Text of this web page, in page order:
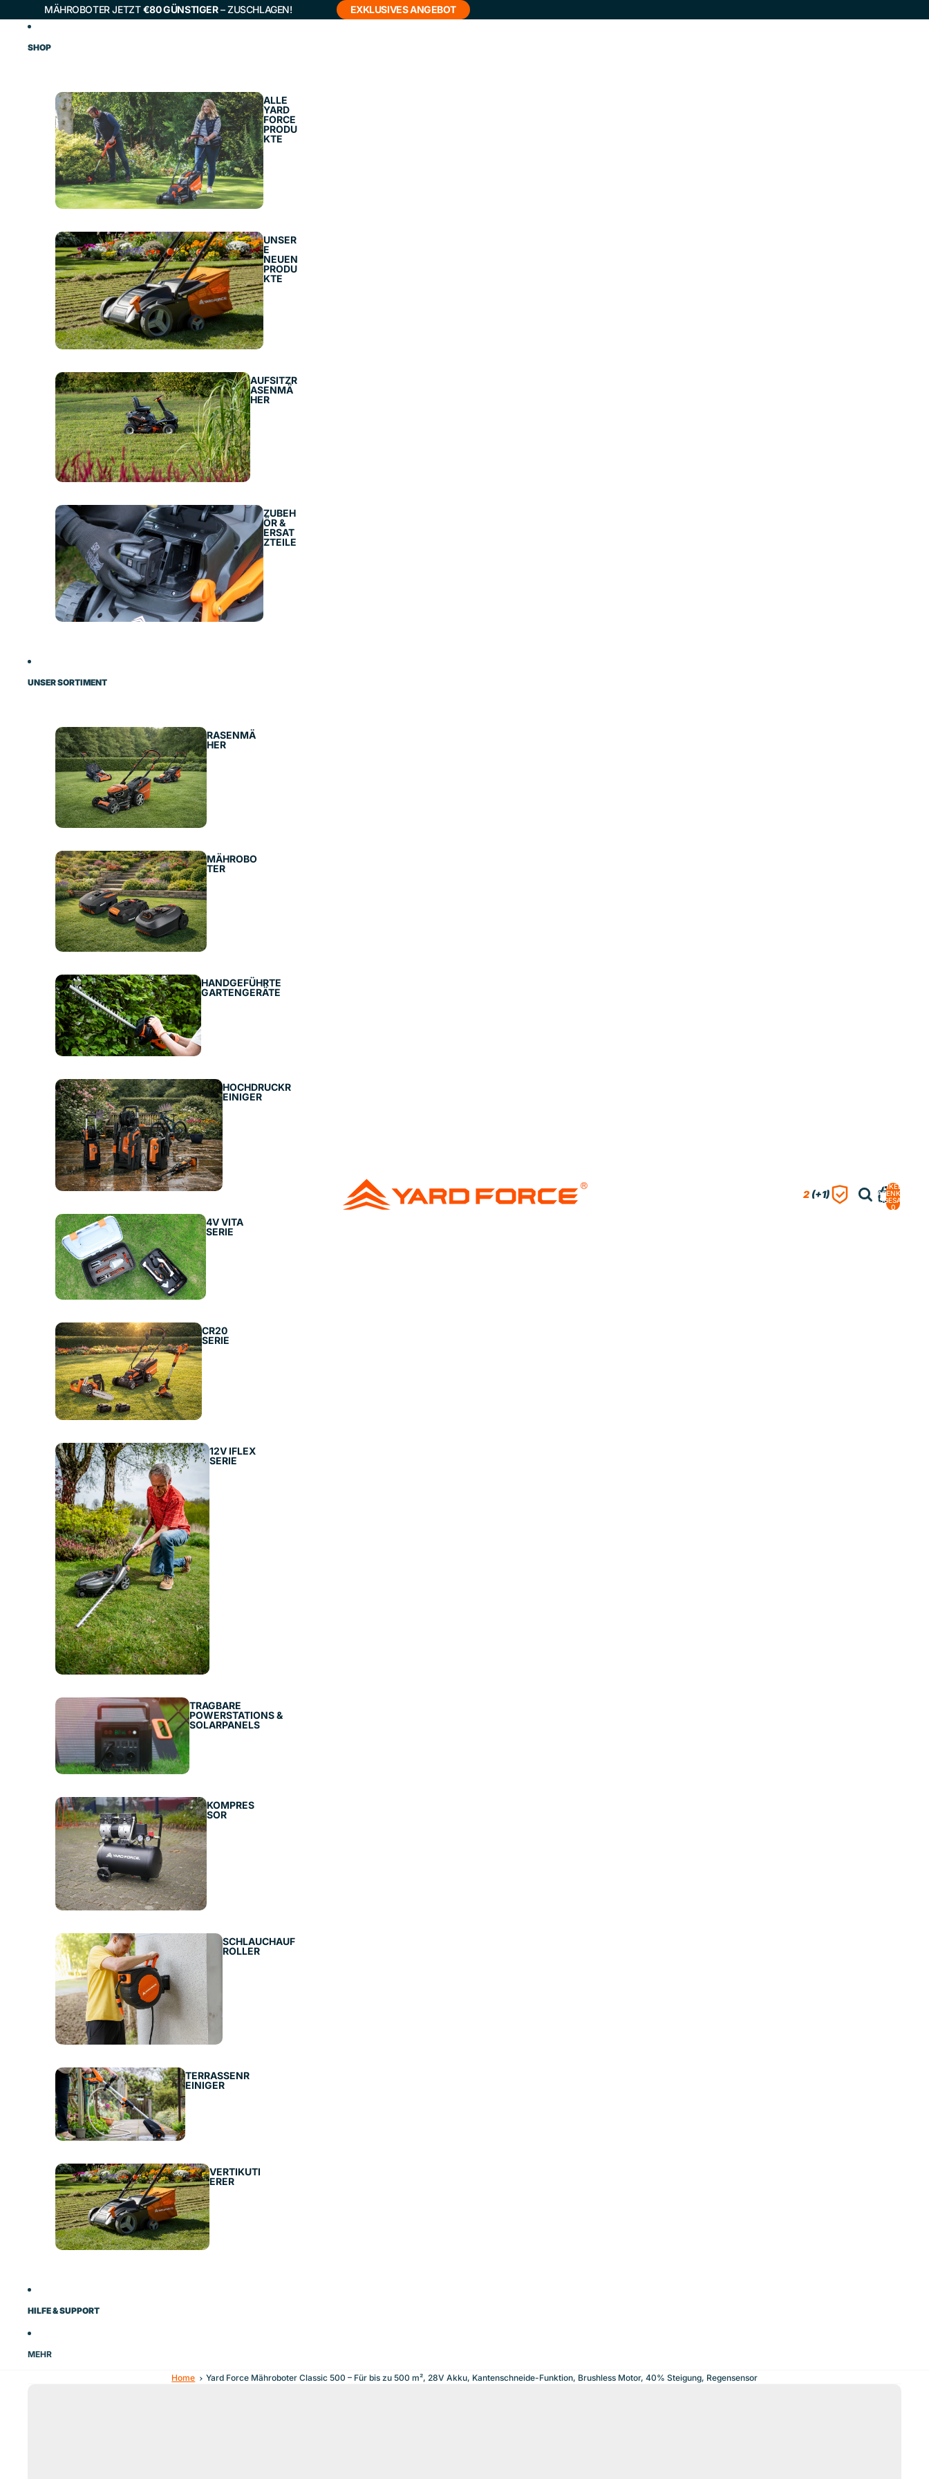
MÄHROBOTER JETZT€80 GÜNSTIGER– ZUSCHLAGEN! EXKLUSIVES ANGEBOT
SHOP
ALLE
YARD
FORCE
PRODU
KTE
UNSER
E
NEUEN
PRODU
KTE
AUFSITZR
ASENMÄ
HER
ZUBEH
ÖR &
ERSAT
ZTEILE
UNSER SORTIMENT
RASENMÄ
HER
MÄHROBO
TER
HANDGEFÜHRTE
GARTENGERÄTE
HOCHDRUCKR
EINIGER
4V VITA
SERIE
CR20
SERIE
12V IFLEX
SERIE
TRAGBARE
POWERSTATIONS &
SOLARPANELS
KOMPRES
SOR
SCHLAUCHAUF
ROLLER
TERRASSENR
EINIGER
VERTIKUTI
ERER
HILFE & SUPPORT
MEHR
2 (+1)
ARTIKEL IM
WARENKORB
INSGESAMT:
0
Home Yard Force Mähroboter Classic 500 – Für bis zu 500 m², 28V Akku, Kantenschneide-Funktion, Brushless Motor, 40% Steigung, Regensensor